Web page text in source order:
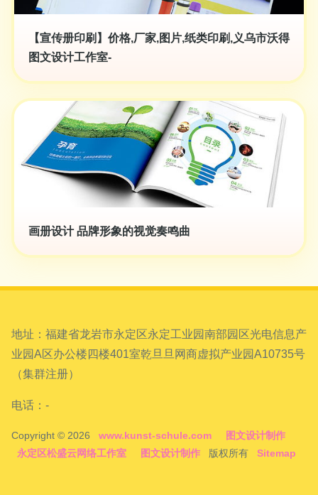
【宣传册印刷】价格,厂家,图片,纸类印刷,义乌市沃得
图文设计工作室-
画册设计 品牌形象的视觉奏鸣曲
地址：福建省龙岩市永定区永定工业园南部园区光电信息产
业园A区办公楼四楼401室乾旦旦网商虚拟产业园A10735号
（集群注册）
电话：-
Copyright © 2026 www.kunst-schule.com
图文设计制作
永定区松盛云网络工作室
图文设计制作 版权所有 Sitemap